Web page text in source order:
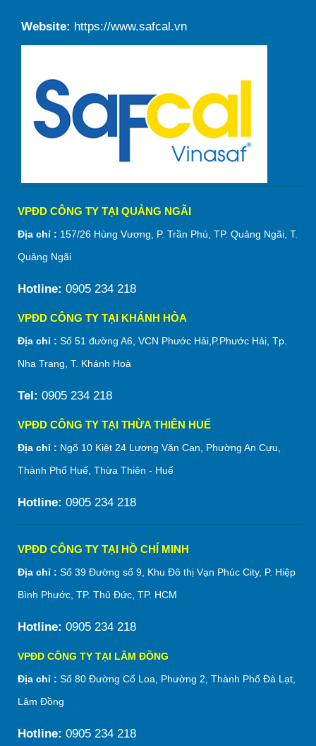
Website: https://www.safcal.vn
VPĐD CÔNG TY TẠI QUẢNG NGÃI
Địa chỉ : 157/26 Hùng Vương, P. Trần Phú, TP. Quảng Ngãi, T.
Quảng Ngãi
Hotline: 0905 234 218
VPĐD CÔNG TY TẠI KHÁNH HÒA
Địa chỉ : Số 51 đường A6, VCN Phước Hải,P.Phước Hải, Tp.
Nha Trang, T. Khánh Hoà
Tel: 0905 234 218
VPĐD CÔNG TY TẠI THỪA THIÊN HUẾ
Địa chỉ : Ngõ 10 Kiệt 24 Lương Văn Can, Phường An Cựu,
Thành Phố Huế, Thừa Thiên - Huế
Hotline: 0905 234 218
VPĐD CÔNG TY TẠI HỒ CHÍ MINH
Địa chỉ : Số 39 Đường số 9, Khu Đô thị Vạn Phúc City, P. Hiệp
Bình Phước, TP. Thủ Đức, TP. HCM
Hotline: 0905 234 218
VPĐD CÔNG TY TẠI LÂM ĐỒNG
Địa chỉ : Số 80 Đường Cổ Loa, Phường 2, Thành Phố Đà Lạt,
Lâm Đồng
Hotline: 0905 234 218